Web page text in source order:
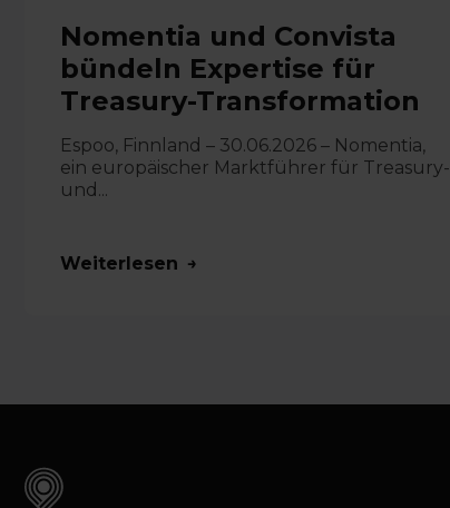
Nomentia und Convista
bündeln Expertise für
Treasury-Transformation
Espoo, Finnland – 30.06.2026 – Nomentia,
ein europäischer Marktführer für Treasury-
und...
Weiterlesen